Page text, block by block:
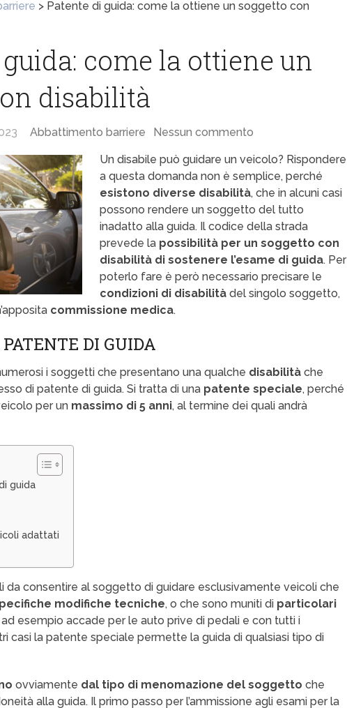
> Patente di guida: come la ottiene un soggetto con
come la ottiene un
disabilità
Abbattimento barriere Nessun commento
Un disabile può guidare un veicolo? Rispondere
a questa domanda non è semplice, perché
esistono diverse disabilità, che in alcuni casi
possono rendere un soggetto del tutto
inadatto alla guida. Il codice della strada
prevede la possibilità per un soggetto con
disabilità di sostenere l’esame di guida. Per
poterlo fare è però necessario precisare le
condizioni di disabilità del singolo soggetto,
commissione medica.
DI GUIDA
i soggetti che presentano una qualche disabilità che
di patente di guida. Si tratta di una patente speciale, perché
per un massimo di 5 anni, al termine dei quali andrà
guida
adattati
da consentire al soggetto di guidare esclusivamente veicoli che
modifiche tecniche, o che sono muniti di particolari
esempio accade per le auto prive di pedali e con tutti i
casi la patente speciale permette la guida di qualsiasi tipo di
ovviamente dal tipo di menomazione del soggettoche
alla guida. Il primo passo per l’ammissione agli esami per la